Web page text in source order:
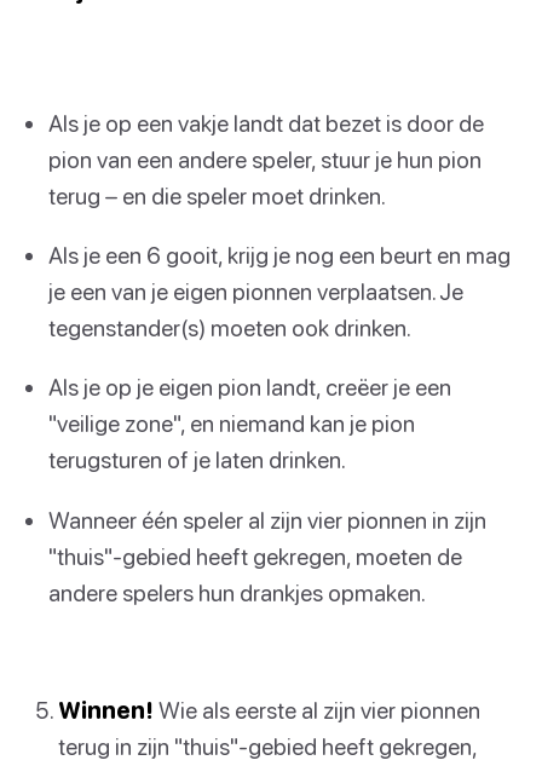
Als je op een vakje landt dat bezet is door de
pion van een andere speler, stuur je hun pion
terug – en die speler moet drinken.
Als je een 6 gooit, krijg je nog een beurt en mag
je een van je eigen pionnen verplaatsen. Je
tegenstander(s) moeten ook drinken.
Als je op je eigen pion landt, creëer je een
"veilige zone", en niemand kan je pion
terugsturen of je laten drinken.
Wanneer één speler al zijn vier pionnen in zijn
"thuis"-gebied heeft gekregen, moeten de
andere spelers hun drankjes opmaken.
Winnen! Wie als eerste al zijn vier pionnen
terug in zijn "thuis"-gebied heeft gekregen,